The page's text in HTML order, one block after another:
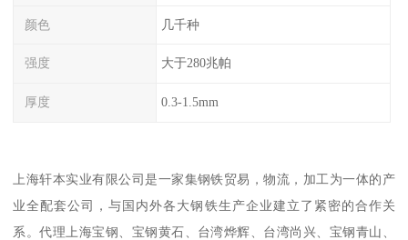
颜色 几千种
强度 大于280兆帕
厚度 0.3-1.5mm
上海轩本实业有限公司是一家集钢铁贸易，物流，加工为一体的产
业全配套公司，与国内外各大钢铁生产企业建立了紧密的合作关
系。代理上海宝钢、宝钢黄石、台湾烨辉、台湾尚兴、宝钢青山、